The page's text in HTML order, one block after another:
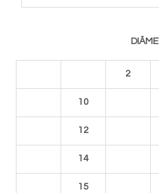
2
10
12
14
15